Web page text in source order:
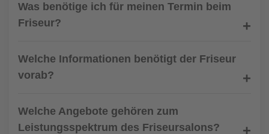
Was benötige ich für meinen Termin beim
Friseur?
Welche Informationen benötigt der Friseur
vorab?
Welche Angebote gehören zum
Leistungsspektrum des Friseursalons?